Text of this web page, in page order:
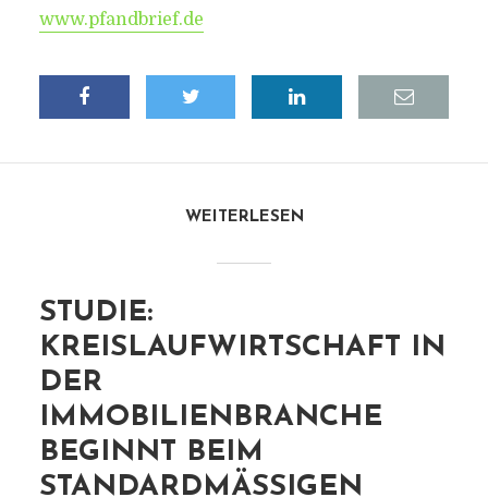
www.pfandbrief.de
WEITERLESEN
STUDIE:
KREISLAUFWIRTSCHAFT IN
DER
IMMOBILIENBRANCHE
BEGINNT BEIM
STANDARDMÄSSIGEN M